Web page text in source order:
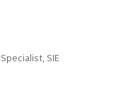
SIE